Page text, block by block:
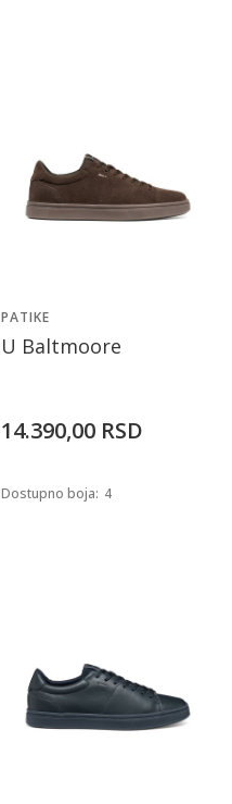
PATIKE
U Baltmoore
14.390,00 RSD
Dostupno boja: 4